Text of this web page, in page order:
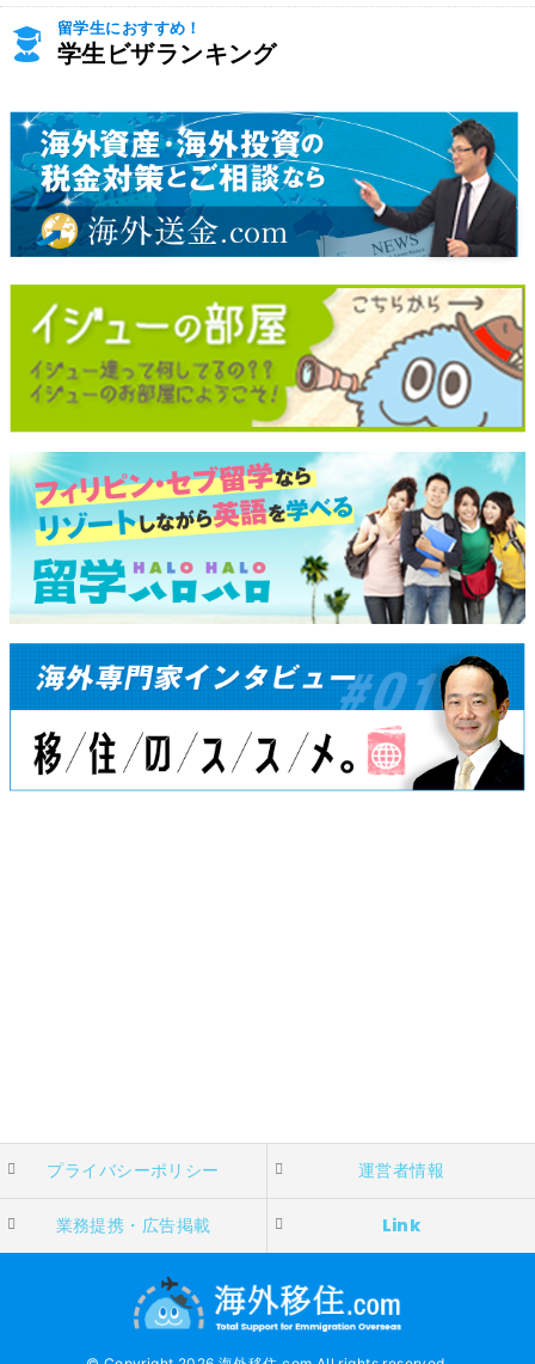
留学生におすすめ！
学生ビザランキング
プライバシーポリシー 運営者情報
業務提携・広告掲載 Link